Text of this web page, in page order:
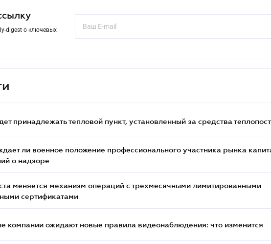
digest о ключевых
принадлежать тепловой пункт, установленный за средства
ли военное положение профессионального участника рынка
о надзоре
меняется механизм операций с трехмесячными лимитированными
сертификатами
компании ожидают новые правила видеонаблюдения: что изменится